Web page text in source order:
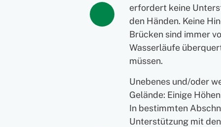
erfordert keine
den Händen. Keine
Brücken sind immer
Wasserläufe
müssen.
Unebenes und/oder
Gelände: Einige
In bestimmten
Unterstützung mit